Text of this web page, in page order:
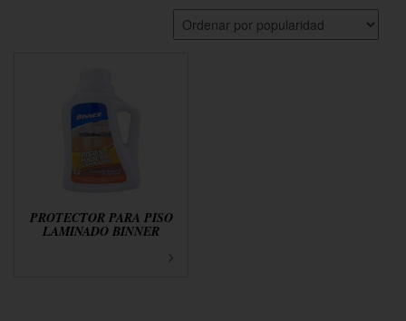
PROTECTOR PARA PISO
LAMINADO BINNER